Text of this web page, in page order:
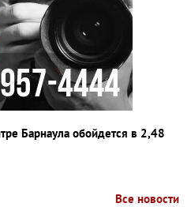
Барнаула обойдется в 2,48
Все новости